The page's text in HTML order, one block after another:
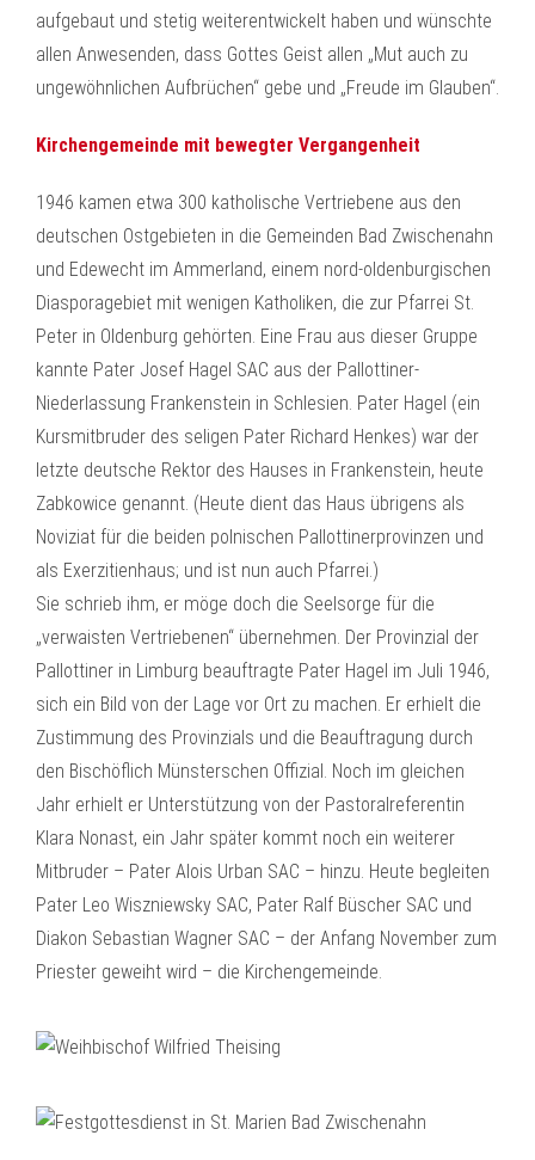
aufgebaut und stetig weiterentwickelt haben und wünschte
allen Anwesenden, dass Gottes Geist allen „Mut auch zu
ungewöhnlichen Aufbrüchen“ gebe und „Freude im Glauben“.
Kirchengemeinde mit bewegter Vergangenheit
1946 kamen etwa 300 katholische Vertriebene aus den
deutschen Ostgebieten in die Gemeinden Bad Zwischenahn
und Edewecht im Ammerland, einem nord-oldenburgischen
Diasporagebiet mit wenigen Katholiken, die zur Pfarrei St.
Peter in Oldenburg gehörten. Eine Frau aus dieser Gruppe
kannte Pater Josef Hagel SAC aus der Pallottiner-
Niederlassung Frankenstein in Schlesien. Pater Hagel (ein
Kursmitbruder des seligen Pater Richard Henkes) war der
letzte deutsche Rektor des Hauses in Frankenstein, heute
Zabkowice genannt. (Heute dient das Haus übrigens als
Noviziat für die beiden polnischen Pallottinerprovinzen und
als Exerzitienhaus; und ist nun auch Pfarrei.)
Sie schrieb ihm, er möge doch die Seelsorge für die
„verwaisten Vertriebenen“ übernehmen. Der Provinzial der
Pallottiner in Limburg beauftragte Pater Hagel im Juli 1946,
sich ein Bild von der Lage vor Ort zu machen. Er erhielt die
Zustimmung des Provinzials und die Beauftragung durch
den Bischöflich Münsterschen Offizial. Noch im gleichen
Jahr erhielt er Unterstützung von der Pastoralreferentin
Klara Nonast, ein Jahr später kommt noch ein weiterer
Mitbruder – Pater Alois Urban SAC – hinzu. Heute begleiten
Pater Leo Wiszniewsky SAC, Pater Ralf Büscher SAC und
Diakon Sebastian Wagner SAC – der Anfang November zum
Priester geweiht wird – die Kirchengemeinde.